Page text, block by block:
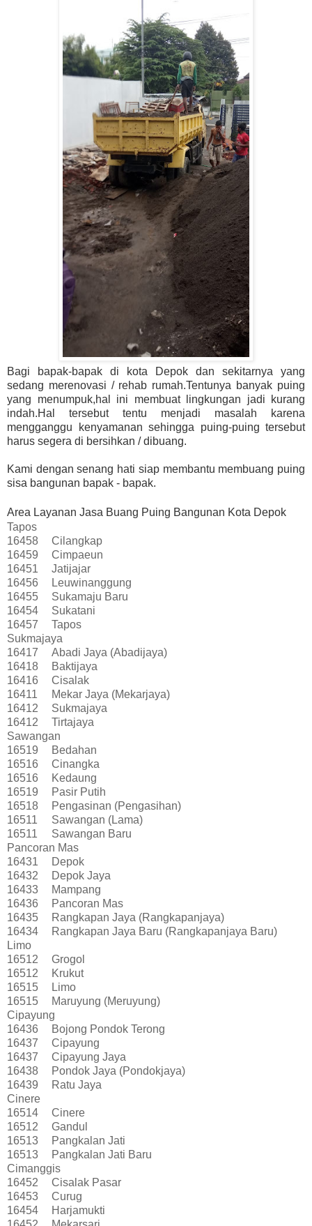
Bagi bapak-bapak di kota Depok dan sekitarnya yang
sedang merenovasi / rehab rumah.Tentunya banyak puing
yang menumpuk,hal ini membuat lingkungan jadi kurang
indah.Hal tersebut tentu menjadi masalah karena
mengganggu kenyamanan sehingga puing-puing tersebut
harus segera di bersihkan / dibuang.
Kami dengan senang hati siap membantu membuang puing
sisa bangunan bapak - bapak.
Area Layanan Jasa Buang Puing Bangunan Kota Depok
Tapos
16458
Cilangkap
16459
Cimpaeun
16451
Jatijajar
16456
Leuwinanggung
16455
Sukamaju Baru
16454
Sukatani
16457
Tapos
Sukmajaya
16417
Abadi Jaya (Abadijaya)
16418
Baktijaya
16416
Cisalak
16411
Mekar Jaya (Mekarjaya)
16412
Sukmajaya
16412
Tirtajaya
Sawangan
16519
Bedahan
16516
Cinangka
16516
Kedaung
16519
Pasir Putih
16518
Pengasinan (Pengasihan)
16511
Sawangan (Lama)
16511
Sawangan Baru
Pancoran Mas
16431
Depok
16432
Depok Jaya
16433
Mampang
16436
Pancoran Mas
16435
Rangkapan Jaya (Rangkapanjaya)
16434
Rangkapan Jaya Baru (Rangkapanjaya Baru)
Limo
16512
Grogol
16512
Krukut
16515
Limo
16515
Maruyung (Meruyung)
Cipayung
16436
Bojong Pondok Terong
16437
Cipayung
16437
Cipayung Jaya
16438
Pondok Jaya (Pondokjaya)
16439
Ratu Jaya
Cinere
16514
Cinere
16512
Gandul
16513
Pangkalan Jati
16513
Pangkalan Jati Baru
Cimanggis
16452
Cisalak Pasar
16453
Curug
16454
Harjamukti